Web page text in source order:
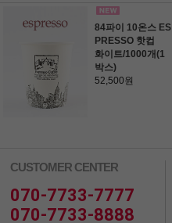
84파이 10온스 ES
PRESSO 핫컵
화이트/1000개(1
박스)
52,500원
CUSTOMER CENTER
070-7733-7777
070-7733-8888